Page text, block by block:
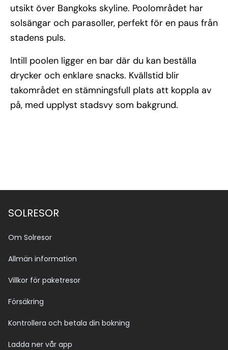
utsikt över Bangkoks skyline. Poolområdet har
solsängar och parasoller, perfekt för en paus från
stadens puls.
Intill poolen ligger en bar där du kan beställa
drycker och enklare snacks. Kvällstid blir
takområdet en stämningsfull plats att koppla av
på, med upplyst stadsvy som bakgrund.
SOLRESOR
Om Solresor
Allmän information
Villkor för paketresor
Försäkring
Kontrollera och betala din bokning
Ladda ner vår app